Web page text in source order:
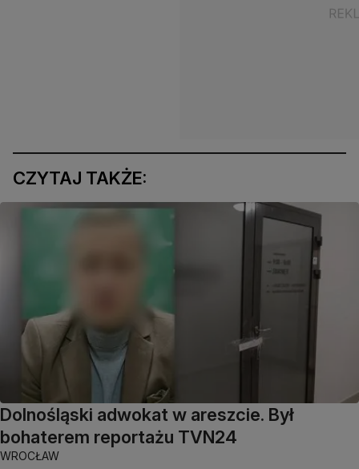
CZYTAJ TAKŻE:
Dolnośląski adwokat w areszcie. Był
bohaterem reportażu TVN24
WROCŁAW